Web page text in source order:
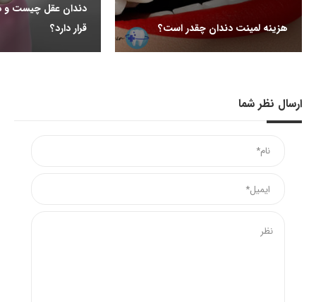
هزینه لمینت دندان چقدر است؟
دندان عقل چیست و
قرار دارد؟
ارسال نظر شما